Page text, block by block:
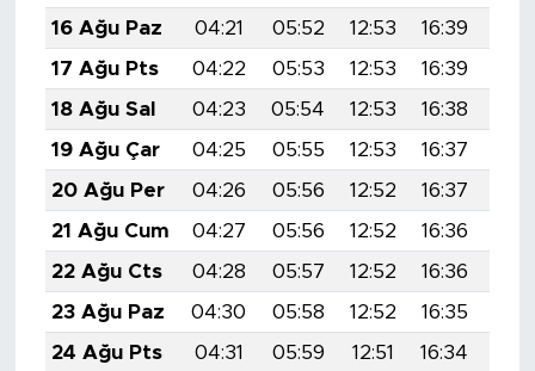
16 Ağu Paz
04:21 05:52 12:53 16:39
17 Ağu Pts
04:22 05:53 12:53 16:39
18 Ağu Sal
04:23 05:54 12:53 16:38
19 Ağu Çar
04:25 05:55 12:53 16:37
20 Ağu Per
04:26 05:56 12:52 16:37
21 Ağu Cum
04:27 05:56 12:52 16:36
22 Ağu Cts
04:28 05:57 12:52 16:36
23 Ağu Paz
04:30 05:58 12:52 16:35
24 Ağu Pts
04:31 05:59 12:51 16:34